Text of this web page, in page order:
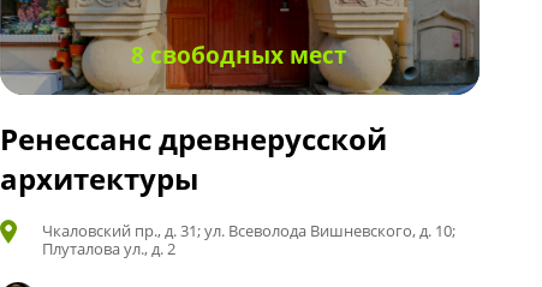
8 свободных мест
Ренессанс древнерусской
архитектуры
Чкаловский пр., д. 31; ул. Всеволода Вишневского, д. 10;
Плуталова ул., д. 2